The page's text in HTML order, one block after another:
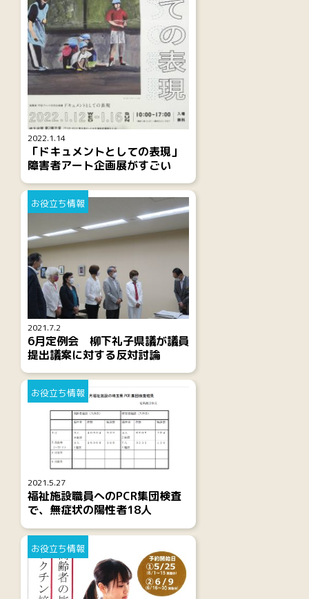
2022.1.14
「ドキュメントとしての表現」
障害者アート企画展がすごい
2021.7.2
お役立ち情報
6月定例会 柳下礼子県議が議員
提出議案に対する反対討論
2021.5.27
お役立ち情報
福祉施設職員へのPCR集団検査
で、無症状の陽性者18人
お役立ち情報